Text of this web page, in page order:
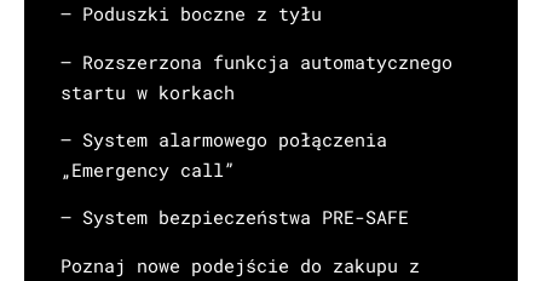
– Poduszki boczne z tyłu
– Rozszerzona funkcja automatycznego
startu w korkach
– System alarmowego połączenia
„Emergency call”
– System bezpieczeństwa PRE-SAFE
Poznaj nowe podejście do zakupu z